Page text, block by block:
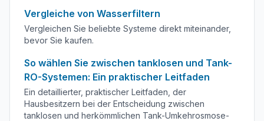
Vergleiche von Wasserfiltern
Vergleichen Sie beliebte Systeme direkt miteinander,
bevor Sie kaufen.
So wählen Sie zwischen tanklosen und Tank-
RO-Systemen: Ein praktischer Leitfaden
Ein detaillierter, praktischer Leitfaden, der
Hausbesitzern bei der Entscheidung zwischen
tanklosen und herkömmlichen Tank-Umkehrosmose-